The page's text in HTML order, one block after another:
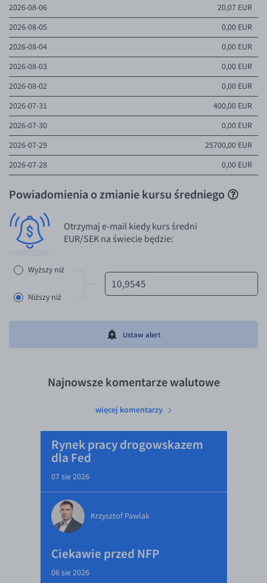
2026-08-06
20,07 EUR
2026-08-05
0,00 EUR
2026-08-04
0,00 EUR
2026-08-03
0,00 EUR
2026-08-02
0,00 EUR
2026-07-31
400,00 EUR
2026-07-30
0,00 EUR
2026-07-29
25700,00 EUR
2026-07-28
0,00 EUR
Powiadomienia o zmianie kursu średniego
Otrzymaj e-mail kiedy kurs średni
EUR/SEK na świecie będzie:
Wyższy niż
Niższy niż
Ustaw alert
Najnowsze komentarze walutowe
więcej komentarzy
Rynek pracy drogowskazem
dla Fed
07 sie 2026
Krzysztof Pawlak
Ciekawie przed NFP
06 sie 2026